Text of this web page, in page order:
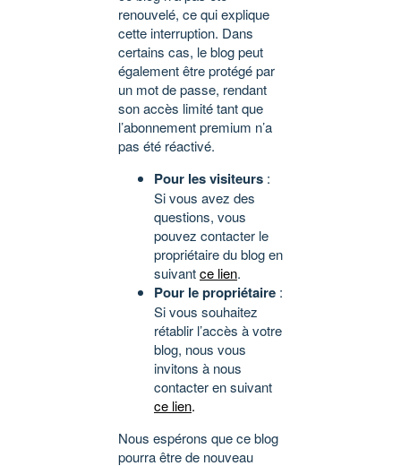
renouvelé, ce qui explique
cette interruption. Dans
certains cas, le blog peut
également être protégé par
un mot de passe, rendant
son accès limité tant que
l’abonnement premium n’a
pas été réactivé.
Pour les visiteurs :
Si vous avez des
questions, vous
pouvez contacter le
propriétaire du blog en
suivantce lien.
Pour le propriétaire :
Si vous souhaitez
rétablir l’accès à votre
blog, nous vous
invitons à nous
contacter en suivant
ce lien.
Nous espérons que ce blog
pourra être de nouveau